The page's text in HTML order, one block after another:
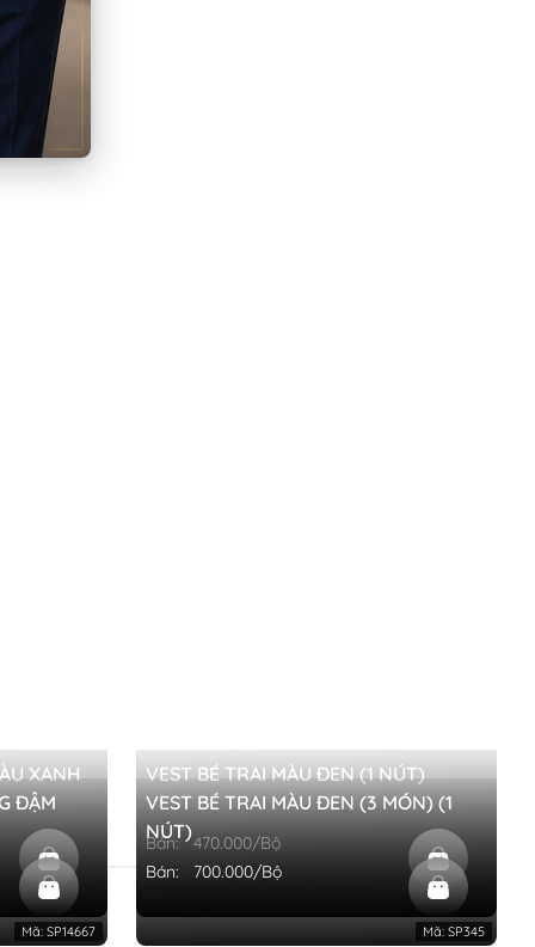
XANH
Mã: SP14667
VEST BÉ TRAI MÀU ĐEN (1 NÚT)
Bán: 470.000/Bộ
Mã: SP345
ĐẬM
VEST BÉ TRAI MÀU ĐEN (3 MÓN) (1
NÚT)
Bán: 700.000/Bộ